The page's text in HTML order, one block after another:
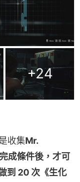
+24
收集Mr.
成條件後，才可
到 20 次《生化